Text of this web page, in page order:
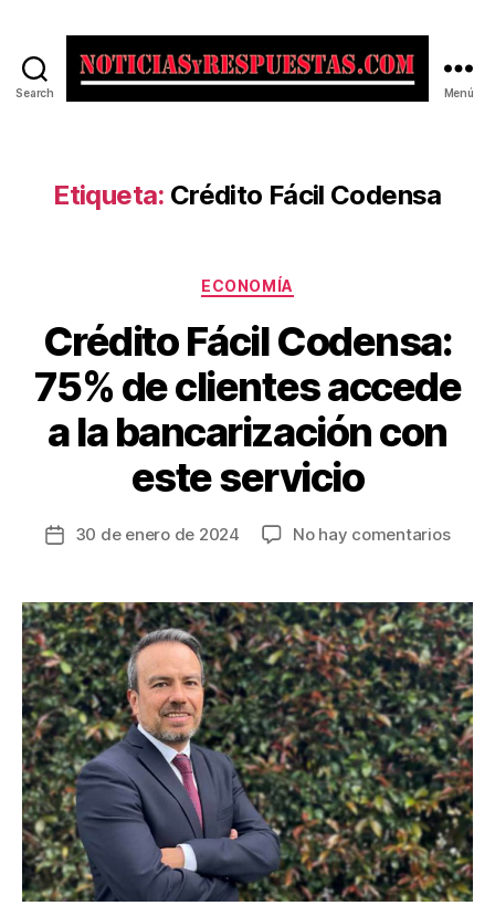
Search Menú
Etiqueta: Crédito Fácil Codensa
Categorías
ECONOMÍA
Crédito Fácil Codensa:
75% de clientes accede
a la bancarización con
este servicio
Fecha
entrada
30 de enero de 2024 No hay comentariosen
75%
de
a
la
con
este